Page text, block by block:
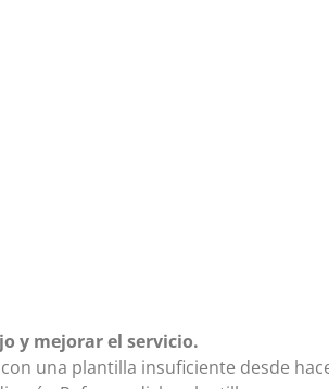
y mejorar el servicio.
una plantilla insuficiente desde